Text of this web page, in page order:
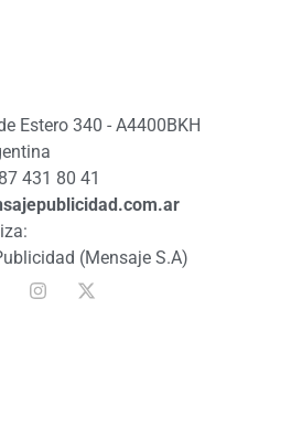
Estero 340 - A4400BKH
431 80 41
(Mensaje S.A)